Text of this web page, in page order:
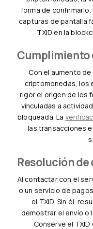
forma de
capturas de pantalla
TXID en la
Con el aumento de la regulación del mercado de
criptomonedas, los
rigor el origen de los
vinculadas a
bloqueada. La
las transacciones
Resolución
Al contactar con el servicio de soporte de un exchange
o un servicio de
el TXID. Sin él,
demostrar el envío o
Conserve el